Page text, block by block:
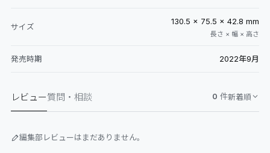
サイズ
130.5 × 75.5 × 42.8 mm
長さ × 幅 × 高さ
発売時期 2022年9月
レビュー質問・相談 0 件新着順
編集部レビューはまだありません。